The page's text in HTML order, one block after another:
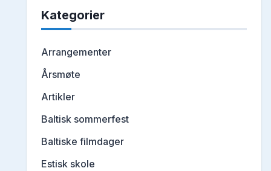
Kategorier
Arrangementer
Årsmøte
Artikler
Baltisk sommerfest
Baltiske filmdager
Estisk skole